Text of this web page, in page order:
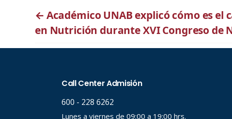
← Académico UNAB explicó cómo es
en Nutrición durante XVI Congreso de